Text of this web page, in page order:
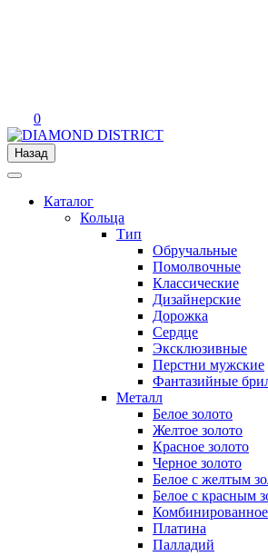
0
Назад
Каталог
Кольца
Тип
Обручальные
Помолвочные
Классические
Дизайнерские
Дорожка
Сердце
Эксклюзивные
Перстни мужские
Фантазийные
Металл
Белое золото
Желтое золото
Красное золото
Черное золото
Белое с желтым
Белое с красным
Комбинированное
Платина
Палладий